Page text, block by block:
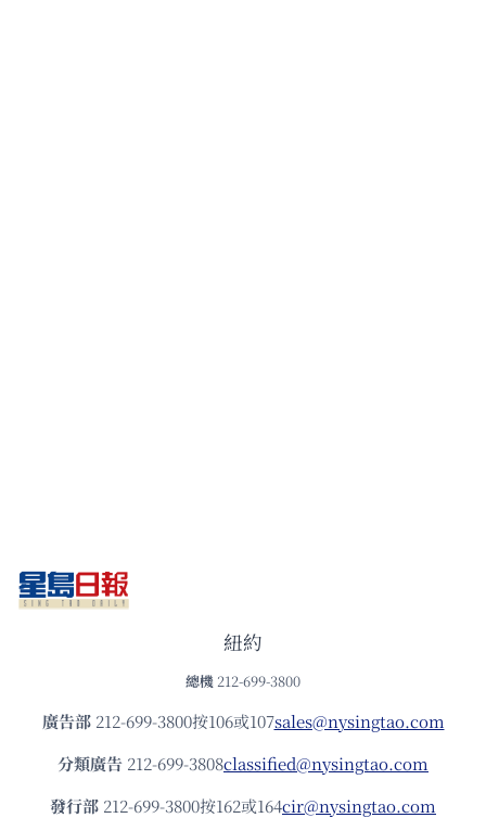
紐約
總機 212-699-3800
廣告部212-699-3800按106或107sales@nysingtao.com
分類廣告 212-699-3808classified@nysingtao.com
發⾏部 212-699-3800按162或164cir@nysingtao.com